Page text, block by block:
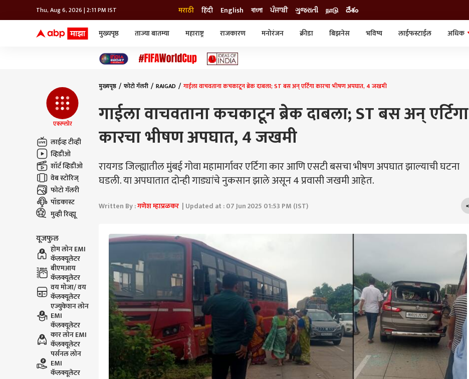
Thu, Aug 6, 2026 | 2:11 PM IST मराठी हिंदी English বাংলা ਪੰਜਾਬੀ ગુજરાતી நாடு దేశం
मुख्यपृष्ठ ताज्या बातम्या महाराष्ट्र राजकारण मनोरंजन क्रीडा बिझनेस भविष्य लाईफस्टाईल
अधिक
कोल्हापूर
नवी मुंबई
अमरावती
अकोला
एक्स्प्लोर
लाईव्ह टीव्ही
व्हिडीओ
शॉर्ट व्हिडीओ
वेब स्टोरिज्
फोटो गॅलरी
पॉडकास्ट
मुव्ही रिव्ह्यू
यूजफुल
होम लोन EMI
कॅलक्यूलेटर
बीएमआय
कॅलक्यूलेटर
वय मोजा/ वय
कॅलक्यूलेटर
एज्युकेशन लोन
EMI
कॅलक्यूलेटर
कार लोन EMI
कॅलक्यूलेटर
पर्सनल लोन
EMI
कॅलक्यूलेटर
मुख्यपृष्ठ फोटो गॅलरी RAIGAD गाईला वाचवताना कचकाटून ब्रेक दाबला; ST बस अन् एर्टिगा कारचा भीषण अपघात, 4 जखमी
गाईला वाचवताना कचकाटून ब्रेक दाबला; ST बस अन् एर्टिगा
कारचा भीषण अपघात, 4 जखमी
रायगड जिल्ह्यातील मुंबई गोवा महामार्गावर एर्टिगा कार आणि एसटी बसचा भीषण अपघात झाल्याची घटना
घडली. या अपघातात दोन्ही गाड्यांचे नुकसान झाले असून 4 प्रवासी जखमी आहेत.
Written By :गणेश म्हाप्रळकर | Updated at : 07 Jun 2025 01:53 PM (IST)